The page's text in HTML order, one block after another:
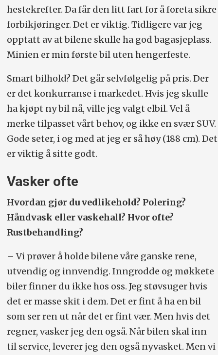
hestekrefter. Da får den litt fart for å foreta sikre
forbikjøringer. Det er viktig. Tidligere var jeg
opptatt av at bilene skulle ha god bagasjeplass.
Minien er min første bil uten hengerfeste.
Smart bilhold? Det går selvfølgelig på pris. Der
er det konkurranse i markedet. Hvis jeg skulle
ha kjøpt ny bil nå, ville jeg valgt elbil. Vel å
merke tilpasset vårt behov, og ikke en svær SUV.
Gode seter, i og med at jeg er så høy (188 cm). Det
er viktig å sitte godt.
Vasker ofte
Hvordan gjør du vedlikehold? Polering?
Håndvask eller vaskehall? Hvor ofte?
Rustbehandling?
– Vi prøver å holde bilene våre ganske rene,
utvendig og innvendig. Inngrodde og møkkete
biler finner du ikke hos oss. Jeg støvsuger hvis
det er masse skit i dem. Det er fint å ha en bil
som ser ren ut når det er fint vær. Men hvis det
regner, vasker jeg den også. Når bilen skal inn
til service, leverer jeg den også nyvasket. Men vi